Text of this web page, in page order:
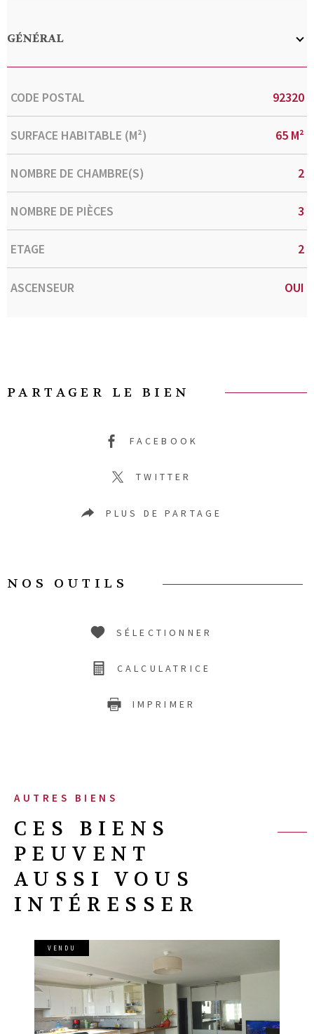
GÉNÉRAL
Caractérisque
CODE POSTAL 92320
SURFACE HABITABLE (M²) 65 M²
NOMBRE DE CHAMBRE(S) 2
NOMBRE DE PIÈCES 3
ETAGE 2
ASCENSEUR OUI
PARTAGER LE BIEN
FACEBOOK
TWITTER
PLUS DE PARTAGE
NOS OUTILS
SÉLECTIONNER
CALCULATRICE
IMPRIMER
AUTRES BIENS
CES BIENS
PEUVENT
AUSSI VOUS
INTÉRESSER
VENDU
VOIR LE BIEN